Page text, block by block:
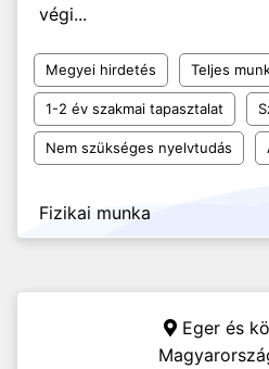
végi...
Megyei hirdetés Teljes
1-2 év szakmai tapasztalat
Nem szükséges nyelvtudás
Fizikai munka
Eger és